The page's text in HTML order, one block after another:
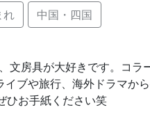
れ 中国・四国
文房具が大好きです。コラ
イブや旅行、海外ドラマか
ひお手紙ください笑